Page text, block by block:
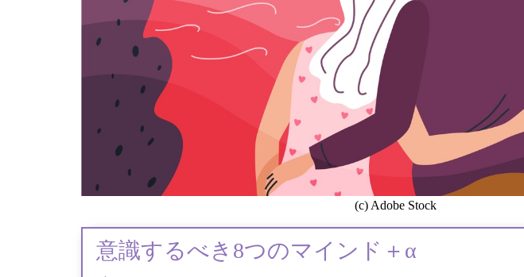
(c) Adobe Stock
意識するべき8つのマインド＋α